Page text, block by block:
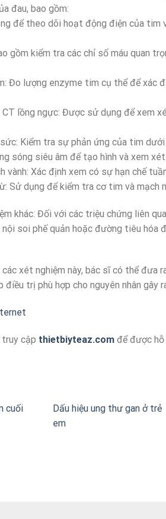
đau, bao gồm:
để theo dõi hoạt động điện của tim
gồm kiểm tra các chỉ số máu quan
Đo lượng enzyme tim cụ thể để xác
CT lồng ngực: Được sử dụng để xem
Kiểm tra sự phản ứng của tim
sóng siêu âm để tạo hình và xem
vành: Xác định xem có sự hạn chế
Sử dụng để kiểm tra cơ tim và mạch
khác: Đối với các triệu chứng liên
soi phế quản hoặc đường tiêu hóa
xét nghiệm này, bác sĩ có thể đưa
điều trị phù hợp cho nguyên nhân gây
cập thietbiyteaz.com để được
cuối
Dấu hiệu ung thư gan ở trẻ
em